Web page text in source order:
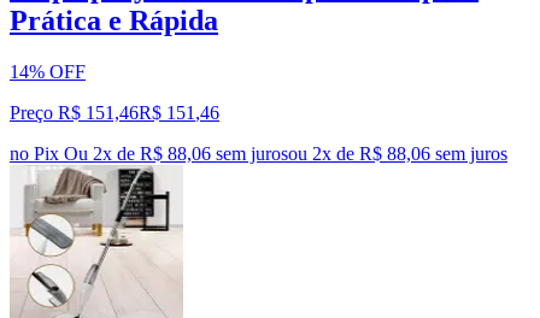
Prática e Rápida
14% OFF
Preço R$ 151,46R$ 151 ,46
no Pix Ou 2x de R$ 88,06 sem jurosou 2x de R$ 88,06 sem juros